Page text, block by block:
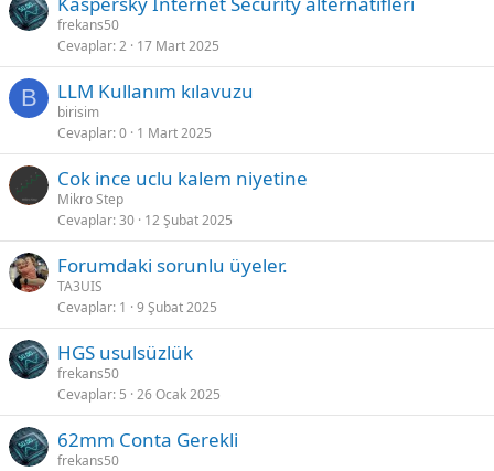
frekans50
Cevaplar 2 17 Mart 2025
B LLM Kullanım kılavuzu
birisim
Cevaplar 0 1 Mart 2025
Cok ince uclu kalem niyetine
Mikro Step
Cevaplar 30 12 Şubat 2025
Forumdaki sorunlu üyeler.
TA3UIS
Cevaplar 1 9 Şubat 2025
HGS usulsüzlük
frekans50
Cevaplar 5 26 Ocak 2025
62mm Conta Gerekli
frekans50